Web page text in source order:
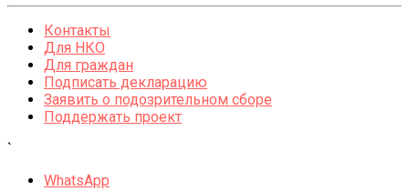
Контакты
Для НКО
Для граждан
Подписать декларацию
Заявить о подозрительном сборе
Поддержать проект
`
WhatsApp